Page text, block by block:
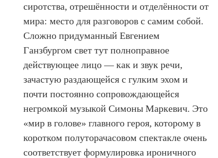
сиротства, отрешённости и отделённости от
мира: место для разговоров с самим собой.
Сложно придуманный Евгением
Ганзбургом свет тут полноправное
действующее лицо — как и звук речи,
зачастую раздающейся с гулким эхом и
почти постоянно сопровождающейся
негромкой музыкой Симоны Маркевич. Это
«мир в голове» главного героя, которому в
коротком полуторачасовом спектакле очень
соответствует формулировка ироничного